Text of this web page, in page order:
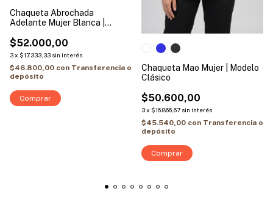
Chaqueta Abrochada
Adelante Mujer Blanca |
$52.000,00
3x $17.333,33 sin interés
$46.800,00 con Transferencia o
depósito
Comprar
Chaqueta Mao Mujer | Modelo
Clásico
$50.600,00
3x $16.866,67 sin interés
$45.540,00 con Transferencia o
depósito
Comprar